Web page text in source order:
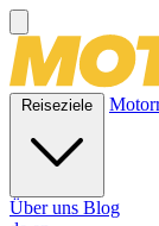
Reiseziele
Über uns Blog